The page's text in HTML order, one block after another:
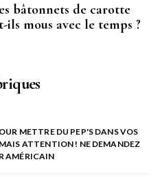
bâtonnets de carotte
ils mous avec le temps ?
METTRE DU PEP'S DANS VOS
ATTENTION ! NE DEMANDEZ
AMÉRICAIN